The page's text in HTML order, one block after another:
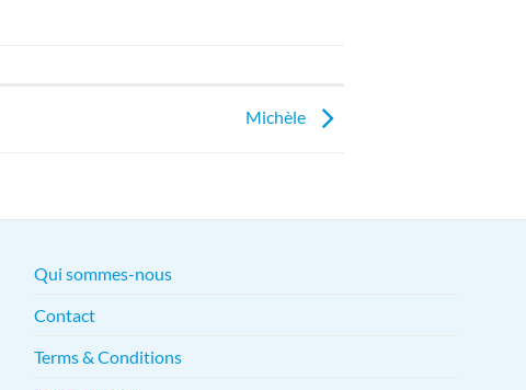
Michèle
Qui sommes-nous
Contact
Terms & Conditions